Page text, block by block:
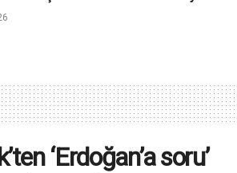
‘Erdoğan’a soru’